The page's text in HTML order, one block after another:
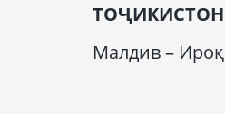
ТОҶИКИСТОН
Малдив – Ироқ